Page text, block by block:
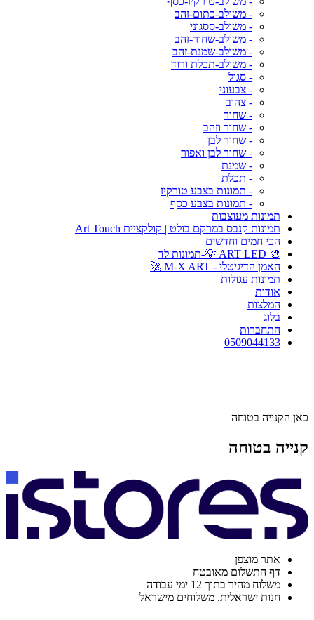
- משולב-כתום-זהב
- משולב-ססגוני
- משולב-שחור-זהב
- משולב-שמנת-זהב
- משולב-תכלת ורוד
- סגול
- צבעוני
- צהוב
- שחור
- שחור וזהב
- שחור לבן
- שחור לבן ואפור
- שמנת
- תכלת
- תמונות בצבע טורקיז
- תמונות בצבע כסף
תמונות מעוצבות
תמונות קנבס במרקם בולט | קולקציית Art Touch
הכי חמים וחדשים
🎨 ART LED 💡-תמונות לד
האמן הדיגיטלי - M-X ART 🚀
תמונות עגולות
אודות
המלצות
בלוג
התחברות
0509044133
כאן הקנייה בטוחה
קנייה בטוחה
אתר מוצפן
דף התשלום מאובטח
משלוח מהיר בתוך 12 ימי עבודה
חנות ישראלית. משלוחים מישראל